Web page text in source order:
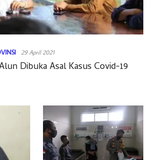
29 April 2021
Dibuka Asal Kasus Covid-19